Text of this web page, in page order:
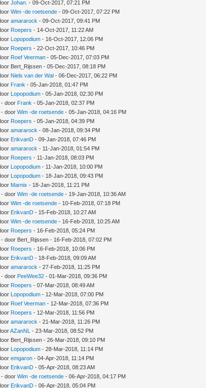
Johan. - 09-Oct-2017, 07:21 PM
Wim -de roetsende - 09-Oct-2017, 07:22 PM
amararock - 09-Oct-2017, 09:41 PM
Roepers - 14-Oct-2017, 11:22 AM
Lopopodium - 16-Oct-2017, 12:06 PM
Roepers - 22-Oct-2017, 10:46 PM
Roef Veerman - 05-Dec-2017, 07:03 PM
Bert_Rijssen - 05-Dec-2017, 08:18 PM
Niels van der Wal - 06-Dec-2017, 06:22 PM
Frank - 05-Jan-2018, 01:47 PM
Lopopodium - 05-Jan-2018, 02:30 PM
- door Frank - 05-Jan-2018, 02:37 PM
- doorWim -de roetsende - 05-Jan-2018, 04:16 PM
Roepers - 05-Jan-2018, 04:39 PM
amararock - 08-Jan-2018, 09:34 PM
ErikvanD - 09-Jan-2018, 07:46 PM
amararock - 11-Jan-2018, 01:54 PM
Roepers - 11-Jan-2018, 08:03 PM
Lopopodium - 11-Jan-2018, 10:00 PM
Lopopodium - 18-Jan-2018, 09:43 PM
Marnix - 18-Jan-2018, 11:21 PM
- doorWim -de roetsende - 19-Jan-2018, 10:36 AM
Wim -de roetsende - 10-Feb-2018, 07:18 PM
ErikvanD - 15-Feb-2018, 10:27 AM
Wim -de roetsende - 16-Feb-2018, 10:25 AM
Roepers - 16-Feb-2018, 05:24 PM
- door Bert_Rijssen - 16-Feb-2018, 07:02 PM
Roepers - 16-Feb-2018, 10:06 PM
ErikvanD - 18-Feb-2018, 09:09 AM
amararock - 27-Feb-2018, 11:25 PM
- door PeeWee32 - 01-Mar-2018, 09:36 PM
Roepers - 07-Mar-2018, 08:49 AM
Lopopodium - 12-Mar-2018, 07:00 PM
Roef Veerman - 12-Mar-2018, 07:36 PM
Roepers - 12-Mar-2018, 11:56 PM
amararock - 21-Mar-2018, 11:26 PM
AZanNL - 23-Mar-2018, 08:52 PM
Bert_Rijssen - 26-Mar-2018, 09:10 PM
Lopopodium - 28-Mar-2018, 11:14 PM
emgaron - 04-Apr-2018, 11:14 PM
ErikvanD - 05-Apr-2018, 08:23 AM
- doorWim -de roetsende - 06-Apr-2018, 04:17 PM
ErikvanD - 06-Apr-2018, 05:04 PM